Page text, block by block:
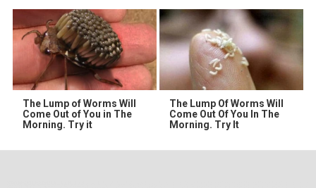
The Lump of Worms Will
Come Out of You in The
Morning. Try it
The Lump Of Worms Will
Come Out Of You In The
Morning. Try It